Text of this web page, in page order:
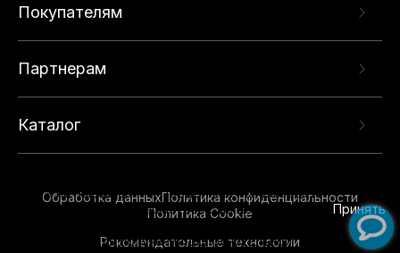
Покупателям
Партнерам
Каталог
Обработка данныхПолитика конфиденциальности
Политика Cookie
Рекомендательные технологии
опыта на нашем сайте. Продолжая использовать
данный сайт, вы соглашаетесь с использованием
технологий. Для получения дополнительной
Принять